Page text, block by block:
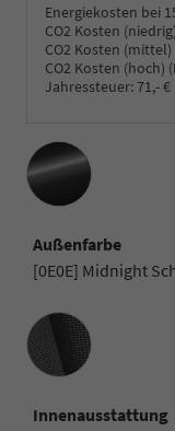
Energiekosten bei
CO2 Kosten (niedrig)
CO2 Kosten (mittel)
CO2 Kosten (hoch)
Jahressteuer:71,- €
Außenfarbe
[0E0E] Midnight
Innenausstattung
Innenausstattung